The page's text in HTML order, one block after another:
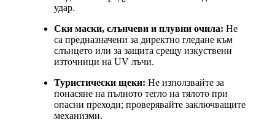
удар.
Ски маски, слънчеви и плувни очила: Не
са предназначени за директно гледане към
слънцето или за защита срещу изкуствени
източници на UV лъчи.
Туристически щеки: Не използвайте за
понасяне на пълното тегло на тялото при
опасни преходи; проверявайте заключващите
механизми.